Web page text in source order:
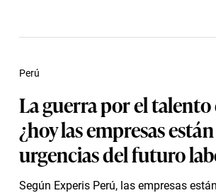
La guerra por el
¿hoy las empresas
urgencias del futuro
Según Experis Perú, las empresas
Perú